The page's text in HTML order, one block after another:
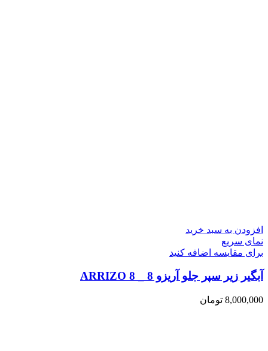
افزودن به سبد خرید
نمای سریع
برای مقایسه اضافه کنید
آبگیر زیر سپر جلو آریزو 8 _ ARRIZO 8
8,000,000 تومان